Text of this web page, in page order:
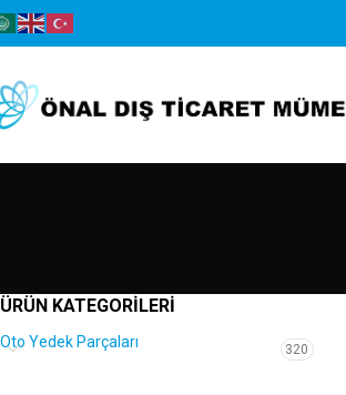
ÜRÜN KATEGORILERI
Oto Yedek Parçaları 320